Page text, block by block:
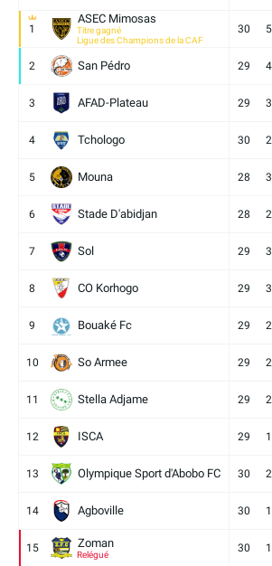
1
ASEC Mimosas
Titre gagné
Ligue des Champions de la CAF
30
2 San Pédro 29
3 AFAD-Plateau 29
4 Tchologo 30
5 Mouna 28
6 Stade D'abidjan 28
7 Sol 29
8 CO Korhogo 29
9 Bouaké Fc 29
10 So Armee 29
11 Stella Adjame 29
12 ISCA 29
13 Olympique Sport d'Abobo FC 30
14 Agboville 30
15 Zoman
Relégué
30